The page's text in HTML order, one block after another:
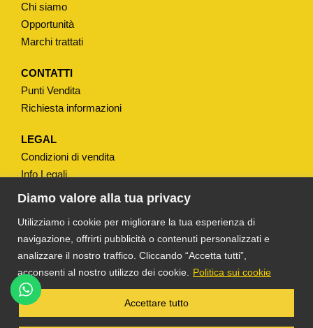
Diamo valore alla tua privacy
Utilizziamo i cookie per migliorare la tua esperienza di
navigazione, offrirti pubblicità o contenuti personalizzati e
analizzare il nostro traffico. Cliccando “Accetta tutti”,
acconsenti al nostro utilizzo dei cookie.
Politica sui cookie
Accettare tutto
T
O
q
u
t
à
Chi siamo
Opportunità
Marchi trattati
CONTATTI
Punti Vendita
Richiesta informazioni
LEGAL
Condizioni di vendita
Info Legali
Note Legali
TS DACOM
S.R.L. UNIPERSONALE P. IVA
03055900231 © COPYRIGHT 2025 TUTTI I